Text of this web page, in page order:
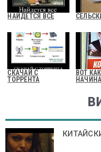
НАЙДЕТСЯ ВСЁ
СКАЧАЙ С
ТОРРЕНТА
ВОТ